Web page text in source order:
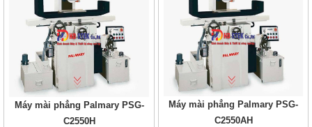
Máy mài phẳng Palmary PSG-
C2550H
Máy mài phẳng Palmary PSG-
C2550AH